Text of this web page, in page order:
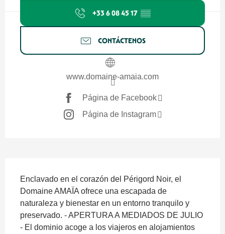
+33 6 08 45 17 ▒▒
CONTÁCTENOS
www.domaine-amaia.com
Página de Facebook
Página de Instagram
Enclavado en el corazón del Périgord Noir, el
Domaine AMAÏA ofrece una escapada de
naturaleza y bienestar en un entorno tranquilo y
preservado. - APERTURA A MEDIADOS DE JULIO
- El dominio acoge a los viajeros en alojamientos